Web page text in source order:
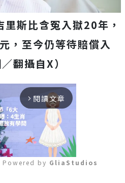
斯比含冤入獄20年，
，至今仍等待賠償入
翻攝自X）
arrow_forward_ios 閱讀文章
Powered by GliaStudios